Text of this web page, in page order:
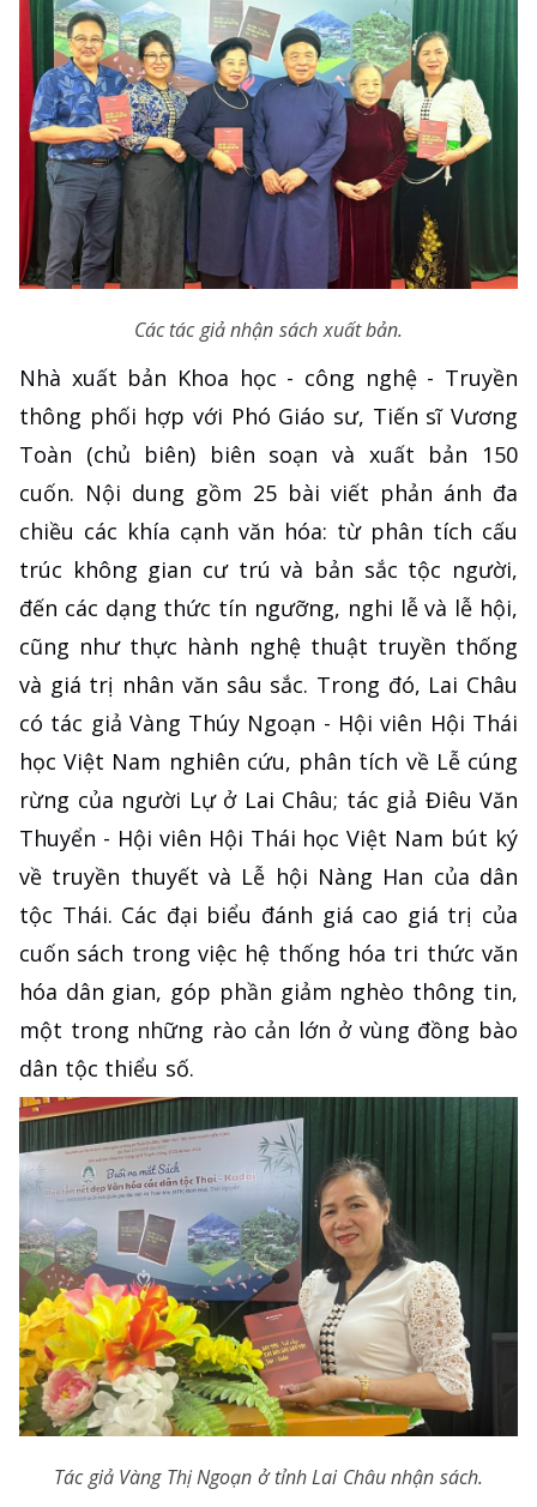
Các tác giả nhận sách xuất bản.
Nhà xuất bản Khoa học - công nghệ - Truyền
thông phối hợp với Phó Giáo sư, Tiến sĩ Vương
Toàn (chủ biên) biên soạn và xuất bản 150
cuốn. Nội dung gồm 25 bài viết phản ánh đa
chiều các khía cạnh văn hóa: từ phân tích cấu
trúc không gian cư trú và bản sắc tộc người,
đến các dạng thức tín ngưỡng, nghi lễ và lễ hội,
cũng như thực hành nghệ thuật truyền thống
và giá trị nhân văn sâu sắc. Trong đó, Lai Châu
có tác giả Vàng Thúy Ngoạn - Hội viên Hội Thái
học Việt Nam nghiên cứu, phân tích về Lễ cúng
rừng của người Lự ở Lai Châu; tác giả Điêu Văn
Thuyển - Hội viên Hội Thái học Việt Nam bút ký
về truyền thuyết và Lễ hội Nàng Han của dân
tộc Thái. Các đại biểu đánh giá cao giá trị của
cuốn sách trong việc hệ thống hóa tri thức văn
hóa dân gian, góp phần giảm nghèo thông tin,
một trong những rào cản lớn ở vùng đồng bào
dân tộc thiểu số.
Tác giả Vàng Thị Ngoạn ở tỉnh Lai Châu nhận sách.